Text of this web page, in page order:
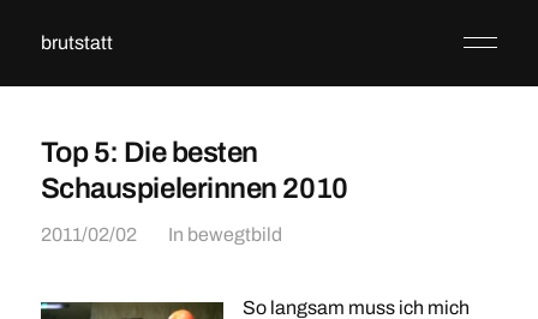
brutstatt
Top 5: Die besten
Schauspielerinnen 2010
2011/02/02 In bewegtbild
So langsam muss ich mich